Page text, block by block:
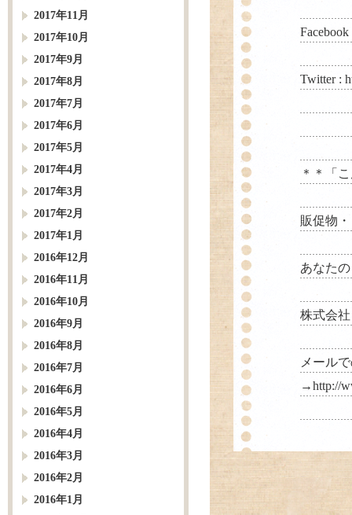
2017年11月
2017年10月
2017年9月
2017年8月
2017年7月
2017年6月
2017年5月
2017年4月
2017年3月
2017年2月
2017年1月
2016年12月
2016年11月
2016年10月
2016年9月
2016年8月
2016年7月
2016年6月
2016年5月
2016年4月
2016年3月
2016年2月
2016年1月
Twitter :
＊＊「
販促物
あなた
株式会社
メール
→http://